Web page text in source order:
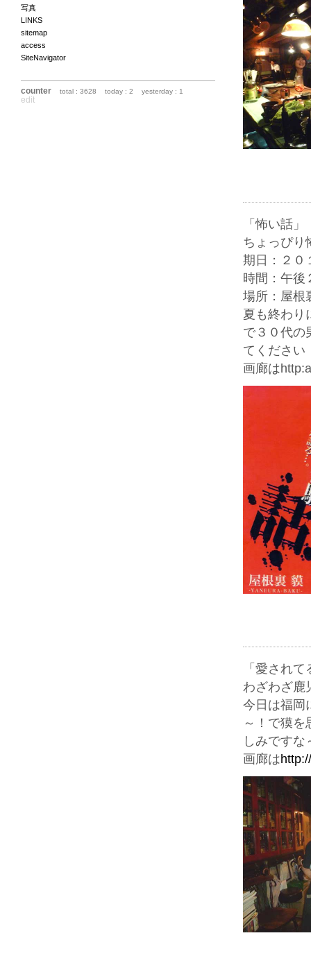
写真
LINKS
sitemap
access
SiteNavigator
counter total : 3628 today : 2 yesterday : 1
edit
「怖い話」
ちょっぴり
期日：２０
時間：午後
場所：屋根
夏も終わり
で３０代の
てください
画廊は
「愛され
わざわざ鹿
今日は福岡
～！で獏を
しみですな
画廊は